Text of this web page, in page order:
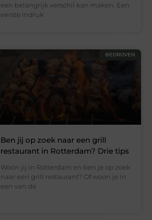
een belangrijk verschil kan maken. Een
eerste indruk
BEDRIJVEN
Ben jij op zoek naar een grill
restaurant in Rotterdam? Drie tips
Woon jij in Rotterdam en ben je op zoek
naar een grill restaurant? Of woon je in
een van de